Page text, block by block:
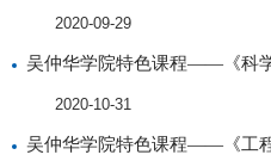
2020-09-29
吴仲华学院特色课程——《科
2020-10-31
吴仲华学院特色课程——《工